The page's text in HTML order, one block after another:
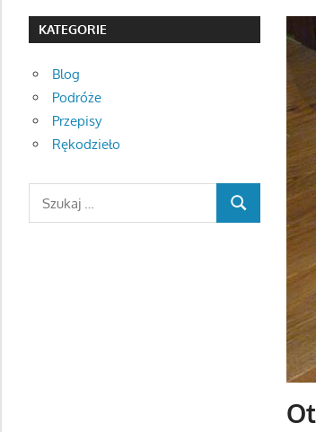
KATEGORIE
Blog
Podróże
Przepisy
Rękodzieło
SEARCH